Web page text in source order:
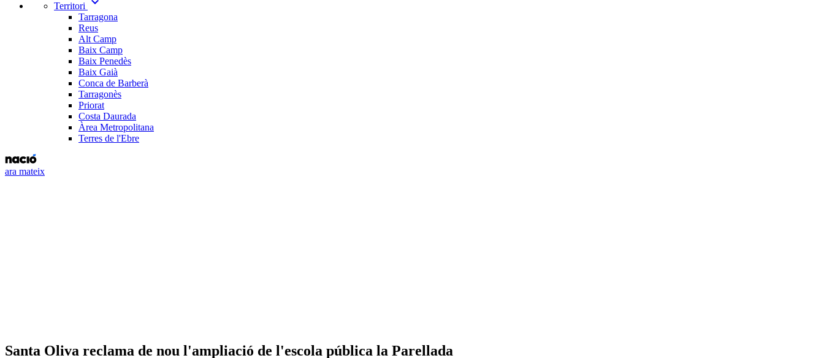
Territori
Tarragona
Reus
Alt Camp
Baix Camp
Baix Penedès
Baix Gaià
Conca de Barberà
Tarragonès
Priorat
Costa Daurada
Àrea Metropolitana
Terres de l'Ebre
ara mateix
Santa Oliva reclama de nou l'ampliació de l'escola pública la Parellada